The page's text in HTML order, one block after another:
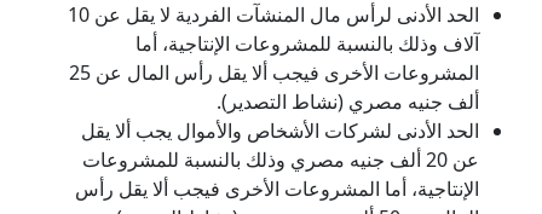
الحد الأدنى لرأس مال المنشآت الفردية لا يقل عن 10
آلاف وذلك بالنسبة للمشروعات الإنتاجية، أما
المشروعات الأخرى فيجب ألا يقل رأس المال عن 25
ألف جنيه مصري (نشاط التصدير).
الحد الأدنى لشركات الأشخاص والأموال يجب ألا يقل
عن 20 ألف جنيه مصري وذلك بالنسبة للمشروعات
الإنتاجية، أما المشروعات الأخرى فيجب ألا يقل رأس